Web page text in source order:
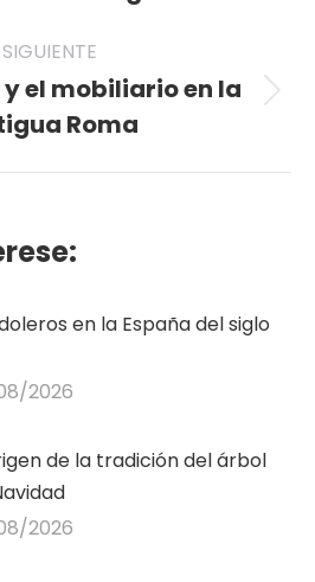
SIGUIENTE
Publicación
siguiente:
el mobiliario en la
Roma
en la España del siglo
2026
de la tradición del árbol
2026